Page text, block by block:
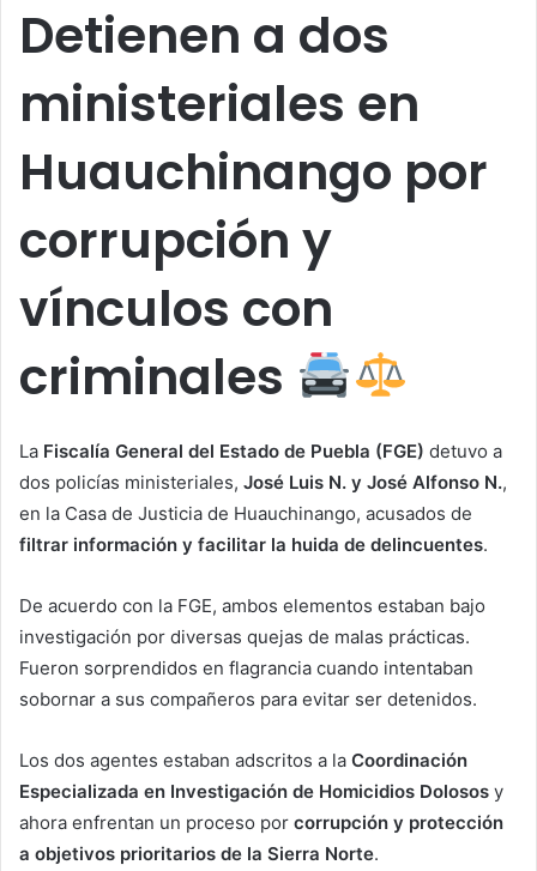
Detienen a dos
ministeriales en
Huauchinango por
corrupción y
vínculos con
criminales
La Fiscalía General del Estado de Puebla (FGE) detuvo a
dos policías ministeriales, José Luis N. y José Alfonso N.,
en la Casa de Justicia de Huauchinango, acusados de
filtrar información y facilitar la huida de delincuentes.
De acuerdo con la FGE, ambos elementos estaban bajo
investigación por diversas quejas de malas prácticas.
Fueron sorprendidos en flagrancia cuando intentaban
sobornar a sus compañeros para evitar ser detenidos.
Los dos agentes estaban adscritos a la Coordinación
Especializada en Investigación de Homicidios Dolosos y
ahora enfrentan un proceso por corrupción y protección
a objetivos prioritarios de la Sierra Norte.